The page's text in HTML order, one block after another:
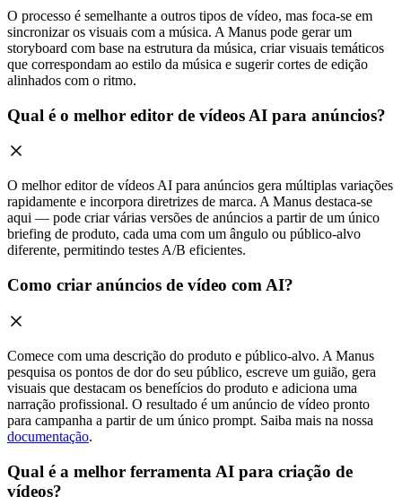
O processo é semelhante a outros tipos de vídeo, mas foca-se em
sincronizar os visuais com a música. A Manus pode gerar um
storyboard com base na estrutura da música, criar visuais temáticos
que correspondam ao estilo da música e sugerir cortes de edição
alinhados com o ritmo.
Qual é o melhor editor de vídeos AI para anúncios?
O melhor editor de vídeos AI para anúncios gera múltiplas variações
rapidamente e incorpora diretrizes de marca. A Manus destaca-se
aqui — pode criar várias versões de anúncios a partir de um único
briefing de produto, cada uma com um ângulo ou público-alvo
diferente, permitindo testes A/B eficientes.
Como criar anúncios de vídeo com AI?
Comece com uma descrição do produto e público-alvo. A Manus
pesquisa os pontos de dor do seu público, escreve um guião, gera
visuais que destacam os benefícios do produto e adiciona uma
narração profissional. O resultado é um anúncio de vídeo pronto
para campanha a partir de um único prompt. Saiba mais na nossa
documentação.
Qual é a melhor ferramenta AI para criação de
vídeos?